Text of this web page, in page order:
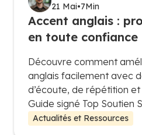
21 Mai•7Min
Accent anglais :
en toute confiance
Découvre comment
anglais facilement avec
d’écoute, de répétition et
Guide signé Top Soutien
Actualités et Ressources